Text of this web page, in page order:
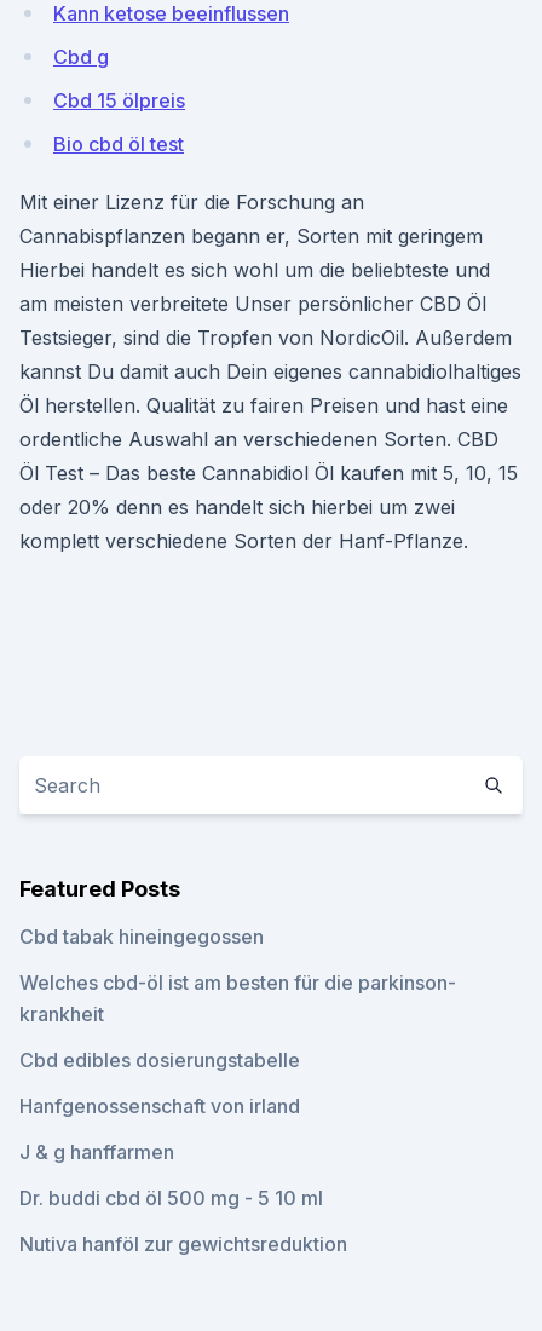
Kann ketose beeinflussen
Cbd g
Cbd 15 ölpreis
Bio cbd öl test
Mit einer Lizenz für die Forschung an
Cannabispflanzen begann er, Sorten mit geringem
Hierbei handelt es sich wohl um die beliebteste und
am meisten verbreitete Unser persönlicher CBD Öl
Testsieger, sind die Tropfen von NordicOil. Außerdem
kannst Du damit auch Dein eigenes cannabidiolhaltiges
Öl herstellen. Qualität zu fairen Preisen und hast eine
ordentliche Auswahl an verschiedenen Sorten. CBD
Öl Test – Das beste Cannabidiol Öl kaufen mit 5, 10, 15
oder 20% denn es handelt sich hierbei um zwei
komplett verschiedene Sorten der Hanf-Pflanze.
Featured Posts
Cbd tabak hineingegossen
Welches cbd-öl ist am besten für die parkinson-
krankheit
Cbd edibles dosierungstabelle
Hanfgenossenschaft von irland
J & g hanffarmen
Dr. buddi cbd öl 500 mg - 5 10 ml
Nutiva hanföl zur gewichtsreduktion